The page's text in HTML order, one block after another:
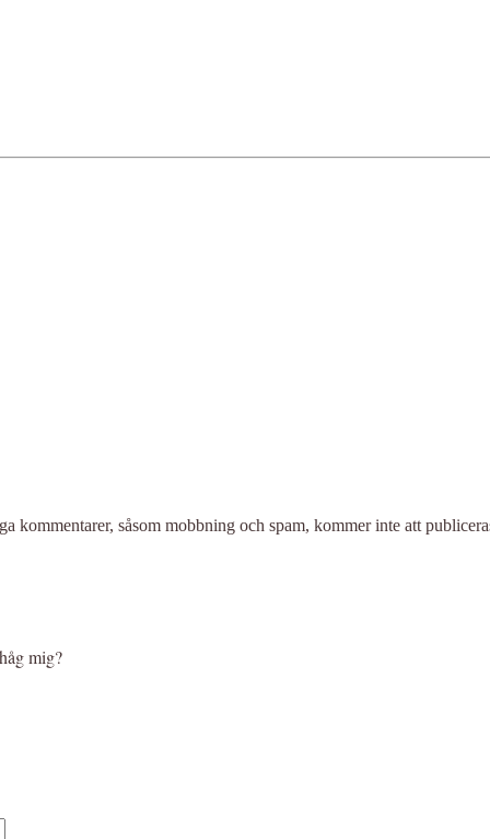
kommentarer, såsom mobbning och spam, kommer inte att
mig?